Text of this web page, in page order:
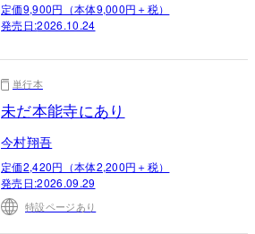
定価9,900円（本体9,000円＋税）
発売日:2026.10.24
単行本
未だ本能寺にあり
今村翔吾
定価2,420円（本体2,200円＋税）
発売日:2026.09.29
特設ページあり